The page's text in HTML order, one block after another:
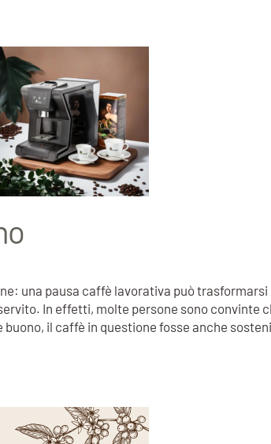
una pausa caffè lavorativa può trasformarsi
In effetti, molte persone sono convinte
il caffè in questione fosse anche